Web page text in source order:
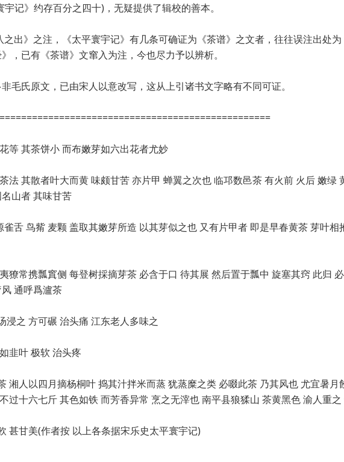
记》约存百分之四十)，无疑提供了辑校的善本。
之出》之注，《太平寰宇记》有几条可确证为《茶谱》之文者，往往误注出处
，已有《茶谱》文窜入为注，今也尽力予以辨析。
毛氏原文，已由宋人以意改写，这从上引诸书文字略有不同可证。
等 其茶饼小 而布嫩芽如六出花者尤妙
法 其散者叶大而黄 味颇甘苦 亦片甲 蝉翼之次也 临邛数邑茶 有火前 火后 嫩绿
山者 其味甘苦
舌 鸟觜 麦颗 盖取其嫩芽所造 以其芽似之也 又有片甲者 即是早春黄茶 芽叶相
獠常携瓢窴侧 每登树採摘芽茶 必含于口 待其展 然后置于瓢中 旋塞其窍 此归
通呼爲瀘茶
浸之 方可碾 治头痛 江东老人多味之
韭叶 极软 治头疼
湘人以四月摘杨桐叶 捣其汁拌米而蒸 犹蒸糜之类 必啜此茶 乃其风也 尤宜暑月
过十六七斤 其色如铁 而芳香异常 烹之无滓也 南平县狼猱山 茶黄黑色 渝人重
甚甘美(作者按 以上各条据宋乐史太平寰宇记)